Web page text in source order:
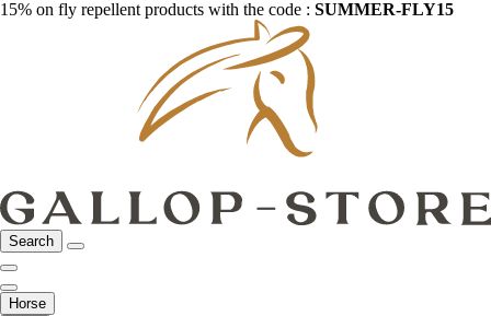
15% on fly repellent products with the code : SUMMER-FLY15
Search
Horse